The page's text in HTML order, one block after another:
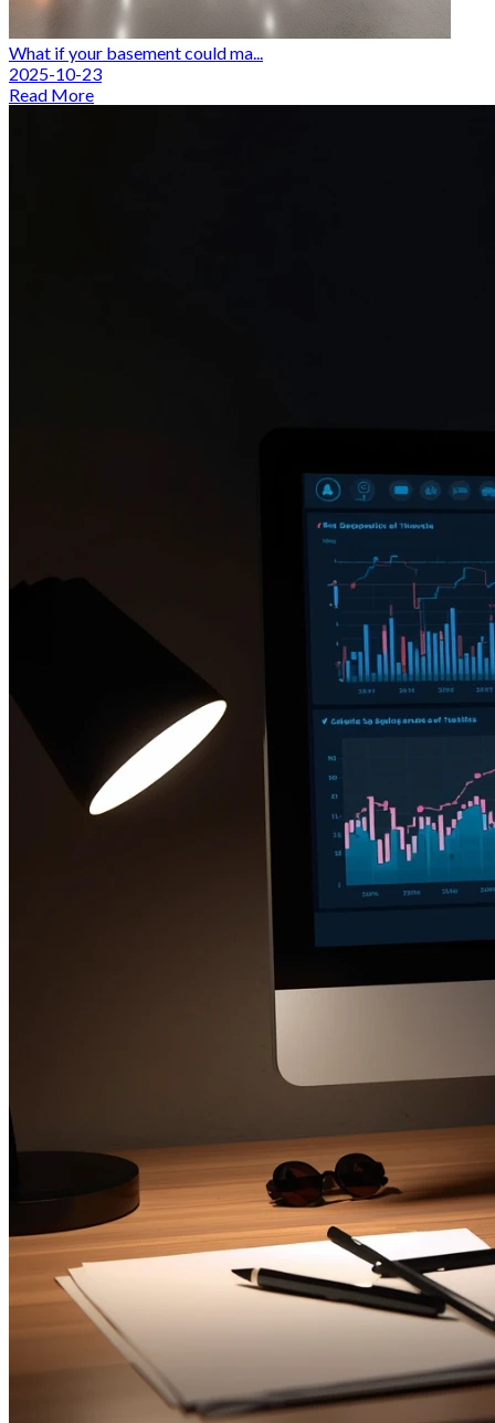
What if your basement could ma...
2025-10-23
Read More